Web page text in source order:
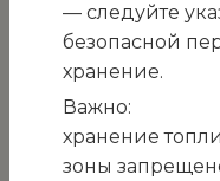
закупку
для нужд
из двух
— следуйте
безопасной
хранение.
Важно:
хранение
зоны